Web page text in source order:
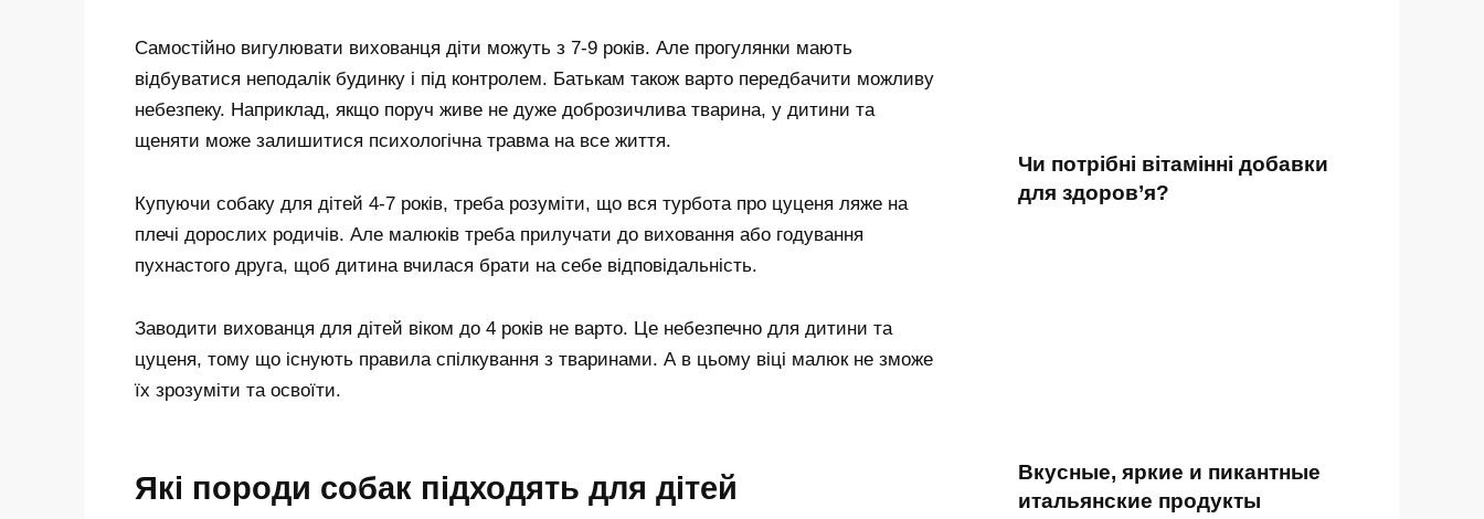
Самостійно вигулювати вихованця діти можуть з 7-9 років. Але прогулянки мають
відбуватися неподалік будинку і під контролем. Батькам також варто передбачити можливу
небезпеку. Наприклад, якщо поруч живе не дуже доброзичлива тварина, у дитини та
щеняти може залишитися психологічна травма на все життя.
Купуючи собаку для дітей 4-7 років, треба розуміти, що вся турбота про цуценя ляже на
плечі дорослих родичів. Але малюків треба прилучати до виховання або годування
пухнастого друга, щоб дитина вчилася брати на себе відповідальність.
Заводити вихованця для дітей віком до 4 років не варто. Це небезпечно для дитини та
цуценя, тому що існують правила спілкування з тваринами. А в цьому віці малюк не зможе
їх зрозуміти та освоїти.
Які породи собак підходять для дітей
Чи потрібні вітамінні добавки
для здоров’я?
Вкусные, яркие и пикантные
итальянские продукты